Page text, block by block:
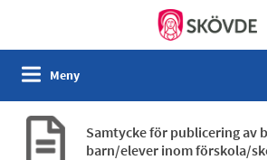
Meny
Samtycke för publicering av
barn/elever inom förskola/